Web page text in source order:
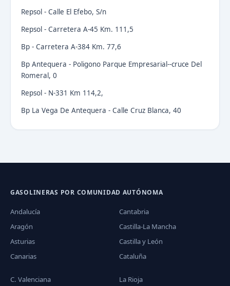
Repsol - Calle El Efebo, S/n
Repsol - Carretera A-45 Km. 111,5
Bp - Carretera A-384 Km. 77,6
Bp Antequera - Poligono Parque Empresarial--cruce Del
Romeral, 0
Repsol - N-331 Km 114,2,
Bp La Vega De Antequera - Calle Cruz Blanca, 40
GASOLINERAS POR COMUNIDAD AUTÓNOMA
Andalucía
Aragón
Asturias
Canarias
Cantabria
Castilla-La Mancha
Castilla y León
Cataluña
C. Valenciana
La Rioja